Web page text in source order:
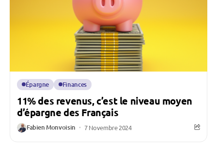
Épargne Finances
11% des revenus, c’est le niveau moyen
d’épargne des Français
Fabien Monvoisin 7 Novembre 2024